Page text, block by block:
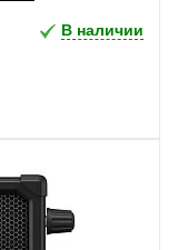
В наличии